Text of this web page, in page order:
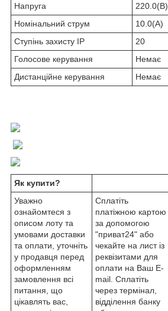
Напруга
220.0(В)
Номінальний струм
10.0(А)
Ступінь захисту IP
20
Голосове керування
Немає
Дистанційне керування
Немає
Як купити?
Уважно
ознайомтеся з
описом лоту та
умовами доставки
та оплати, уточніть
у продавця перед
оформленням
замовлення всі
питання, що
цікавлять вас,
Сплатіть
платіжною картою
за допомогою
"приват24" або
чекайте на лист із
реквізитами для
оплати на Ваш E-
mail. Сплатіть
через термінал,
відділення банку